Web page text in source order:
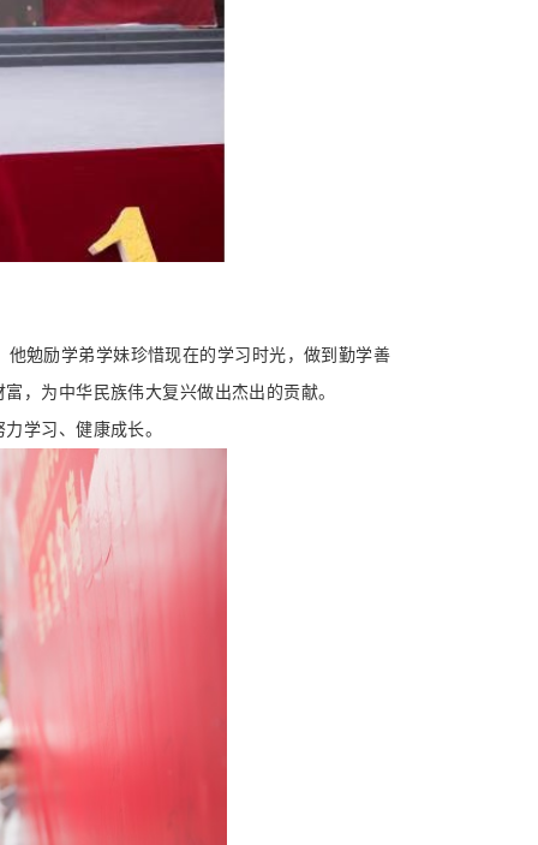
勉励学弟学妹珍惜现在的学习时光，做到勤学善
，为中华民族伟大复兴做出杰出的贡献。
学习、健康成长。